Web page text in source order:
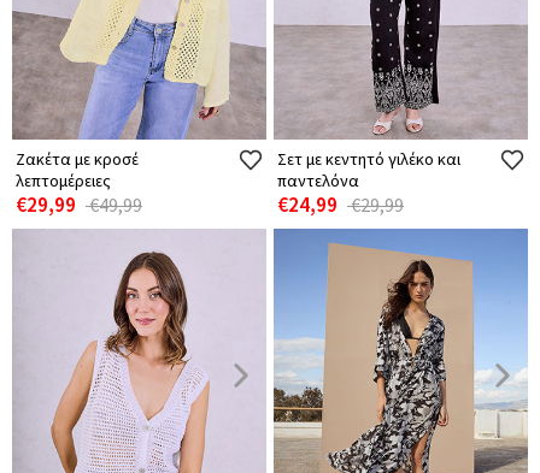
Ζακέτα με κροσέ
λεπτομέρειες
€29,99 €49,99
Σετ με κεντητό γιλέκο και
παντελόνα
€24,99 €29,99